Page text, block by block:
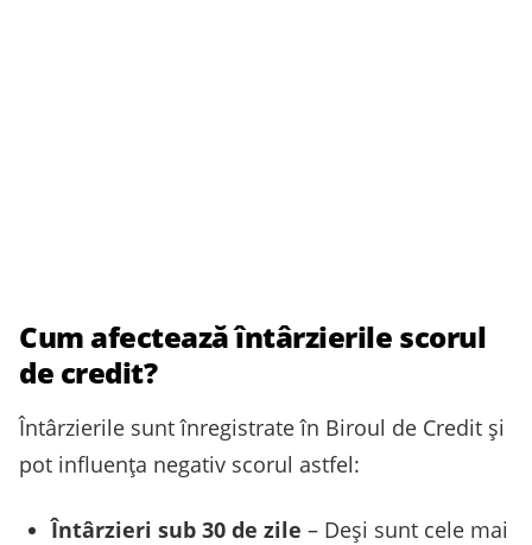
Cum afectează întârzierile scorul
de credit?
Întârzierile sunt înregistrate în Biroul de Credit și
pot influența negativ scorul astfel:
Întârzieri sub 30 de zile – Deși sunt cele mai